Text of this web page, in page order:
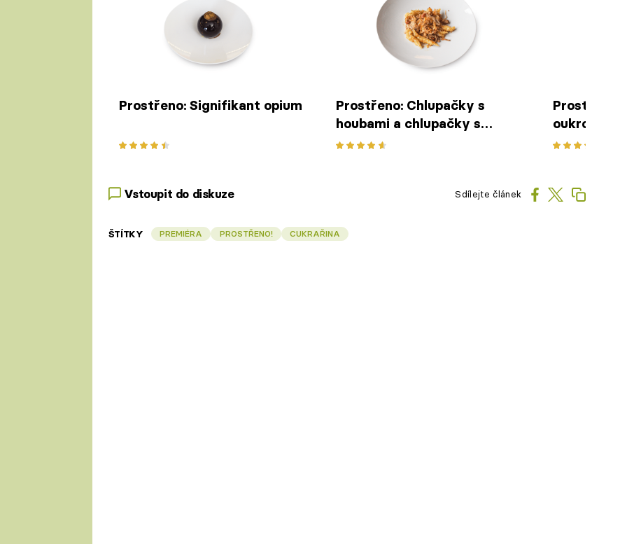
Prostřeno: Signifikant opium
Prostřeno: Chlupačky s
houbami a chlupačky s
trhaným masem z tajine se
Prostřeno:
oukrop
Vstoupit do diskuze Sdílejte článek
ŠTÍTKY PREMIÉRA PROSTŘENO! CUKRAŘINA